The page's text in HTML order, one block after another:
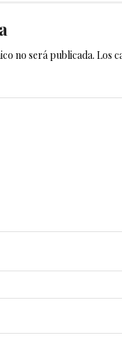
no será publicada. Los